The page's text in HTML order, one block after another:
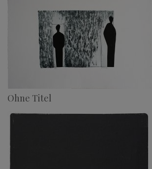
Ohne Titel